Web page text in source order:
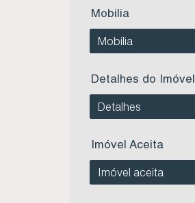
Mobilia
Mobília
Detalhes do Imóvel
Detalhes
Imóvel Aceita
Imóvel aceita